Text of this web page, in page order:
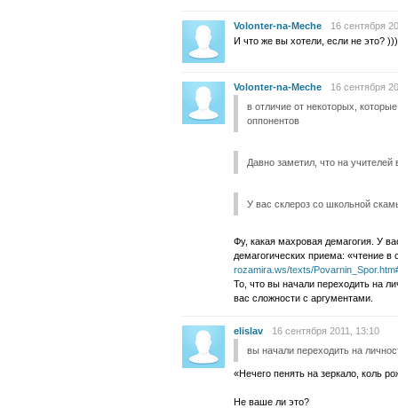
Volonter-na-Meche
16 сентября
И что же вы хотели, если не это? )))
Volonter-na-Meche
16 сентября
в отличие от некоторых,
оппонентов
Давно заметил, что на учителей
У вас склероз со школьной
Фу, какая махровая демагогия. У
демагогических приема: «чтение
rozamira.ws/texts/
То, что вы начали переходить на
вас сложности с аргументами.
elislav
16 сентября 2011, 13:10
вы начали переходить на
«Нечего пенять на зеркало, коль
Не ваше ли это?